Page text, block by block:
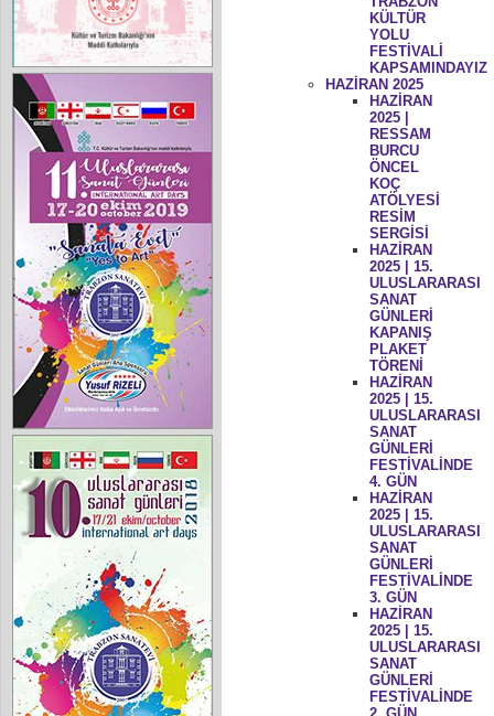
KÜLTÜR
YOLU
FESTİVALİ
KAPSAMINDAYIZ
HAZİRAN 2025
HAZİRAN
2025 |
RESSAM
BURCU
ÖNCEL
KOÇ
ATÖLYESİ
RESİM
SERGİSİ
HAZİRAN
2025 | 15.
ULUSLARARASI
SANAT
GÜNLERİ
KAPANIŞ
PLAKET
TÖRENİ
HAZİRAN
2025 | 15.
ULUSLARARASI
SANAT
GÜNLERİ
FESTİVALİNDE
4. GÜN
HAZİRAN
2025 | 15.
ULUSLARARASI
SANAT
GÜNLERİ
FESTİVALİNDE
3. GÜN
HAZİRAN
2025 | 15.
ULUSLARARASI
SANAT
GÜNLERİ
FESTİVALİNDE